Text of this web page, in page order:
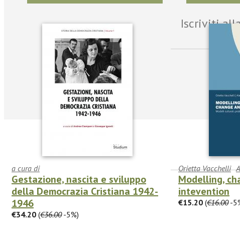
a cura di
Gestazione, nascita e sviluppo
della Democrazia Cristiana 1942-
1946
€34.20 (€36.00-5%)
Orietta Vacchelli
Modelling,
intevention
€15.20 (€16.00-
Iscriviti
facebook Twitter